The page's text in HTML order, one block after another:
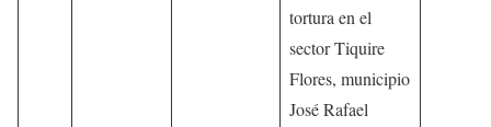
tortura en el
sector Tiquire
Flores, municipio
José Rafael